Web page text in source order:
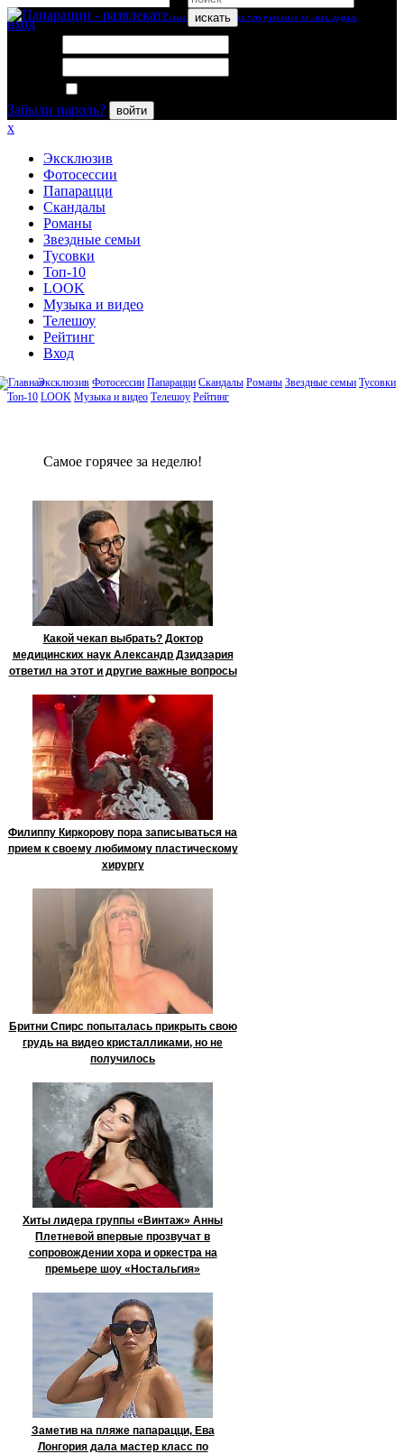
искать
вход
Забыли пароль?
войти
x
Эксклюзив
Фотосессии
Папарацци
Скандалы
Романы
Звездные семьи
Тусовки
Топ-10
LOOK
Музыка и видео
Телешоу
Рейтинг
Вход
Эксклюзив Фотосессии Папарацци Скандалы Романы Звездные семьи Тусовки
Топ-10 LOOK Музыка и видео Телешоу Рейтинг
Сaмое гoрячее за неделю!
Какой чекап выбрать? Доктор
медицинских наук Александр Дзидзария
ответил на этот и другие важные вопросы
Филиппу Киркорову пора записываться на
прием к своему любимому пластическому
хирургу
Бритни Спирс попыталась прикрыть свою
грудь на видео кристалликами, но не
получилось
Хиты лидера группы «Винтаж» Анны
Плетневой впервые прозвучат в
сопровождении хора и оркестра на
премьере шоу «Ностальгия»
Заметив на пляже папарацци, Ева
Лонгория дала мастер класс по